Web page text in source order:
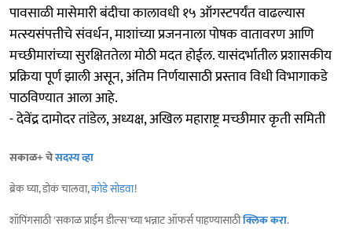
पावसाळी मासेमारी बंदीचा कालावधी १५ ऑगस्टपर्यंत वाढल्यास
मत्स्यसंपत्तीचे संवर्धन, माशांच्या प्रजननाला पोषक वातावरण आणि
मच्छीमारांच्या सुरक्षिततेला मोठी मदत होईल. यासंदर्भातील प्रशासकीय
प्रक्रिया पूर्ण झाली असून, अंतिम निर्णयासाठी प्रस्ताव विधी विभागाकडे
पाठविण्यात आला आहे.
- देवेंद्र दामोदर तांडेल, अध्यक्ष, अखिल महाराष्ट्र मच्छीमार कृती समिती
सकाळ+ चेसदस्य व्हा
ब्रेक घ्या, डोकं चालवा,कोडे सोडवा!
शॉपिंगसाठी 'सकाळ प्राईम डील्स'च्या भन्नाट ऑफर्स पाहण्यासाठीक्लिक करा.